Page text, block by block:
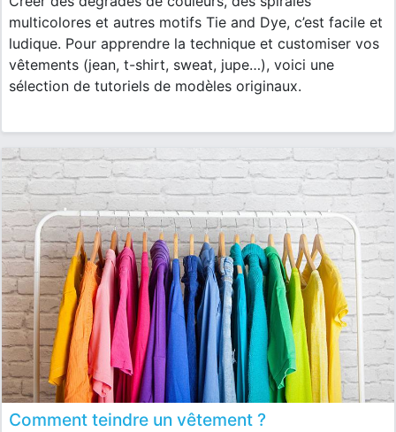
multicolores et autres motifs Tie and Dye, c’est facile et
ludique. Pour apprendre la technique et customiser vos
vêtements (jean, t-shirt, sweat, jupe…), voici une
sélection de tutoriels de modèles originaux.
Comment teindre un vêtement ?